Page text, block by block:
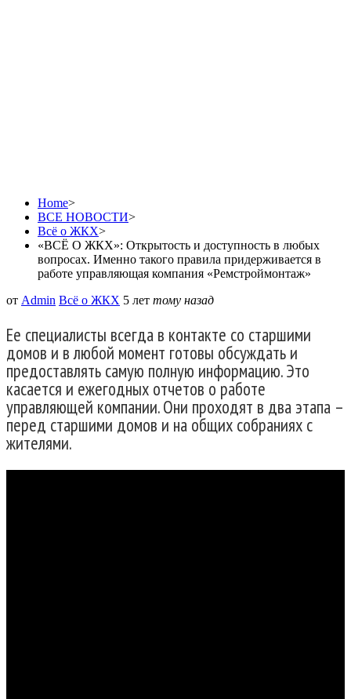
Home>
ВСЕ НОВОСТИ>
Всё о ЖКХ>
«ВСЁ О ЖКХ»: Открытость и доступность в любых
вопросах. Именно такого правила придерживается в
работе управляющая компания «Ремстроймонтаж»
от Admin Всё о ЖКХ 5 лет тому назад
Ее специалисты всегда в контакте со старшими
домов и в любой момент готовы обсуждать и
предоставлять самую полную информацию. Это
касается и ежегодных отчетов о работе
управляющей компании. Они проходят в два этапа –
перед старшими домов и на общих собраниях с
жителями.